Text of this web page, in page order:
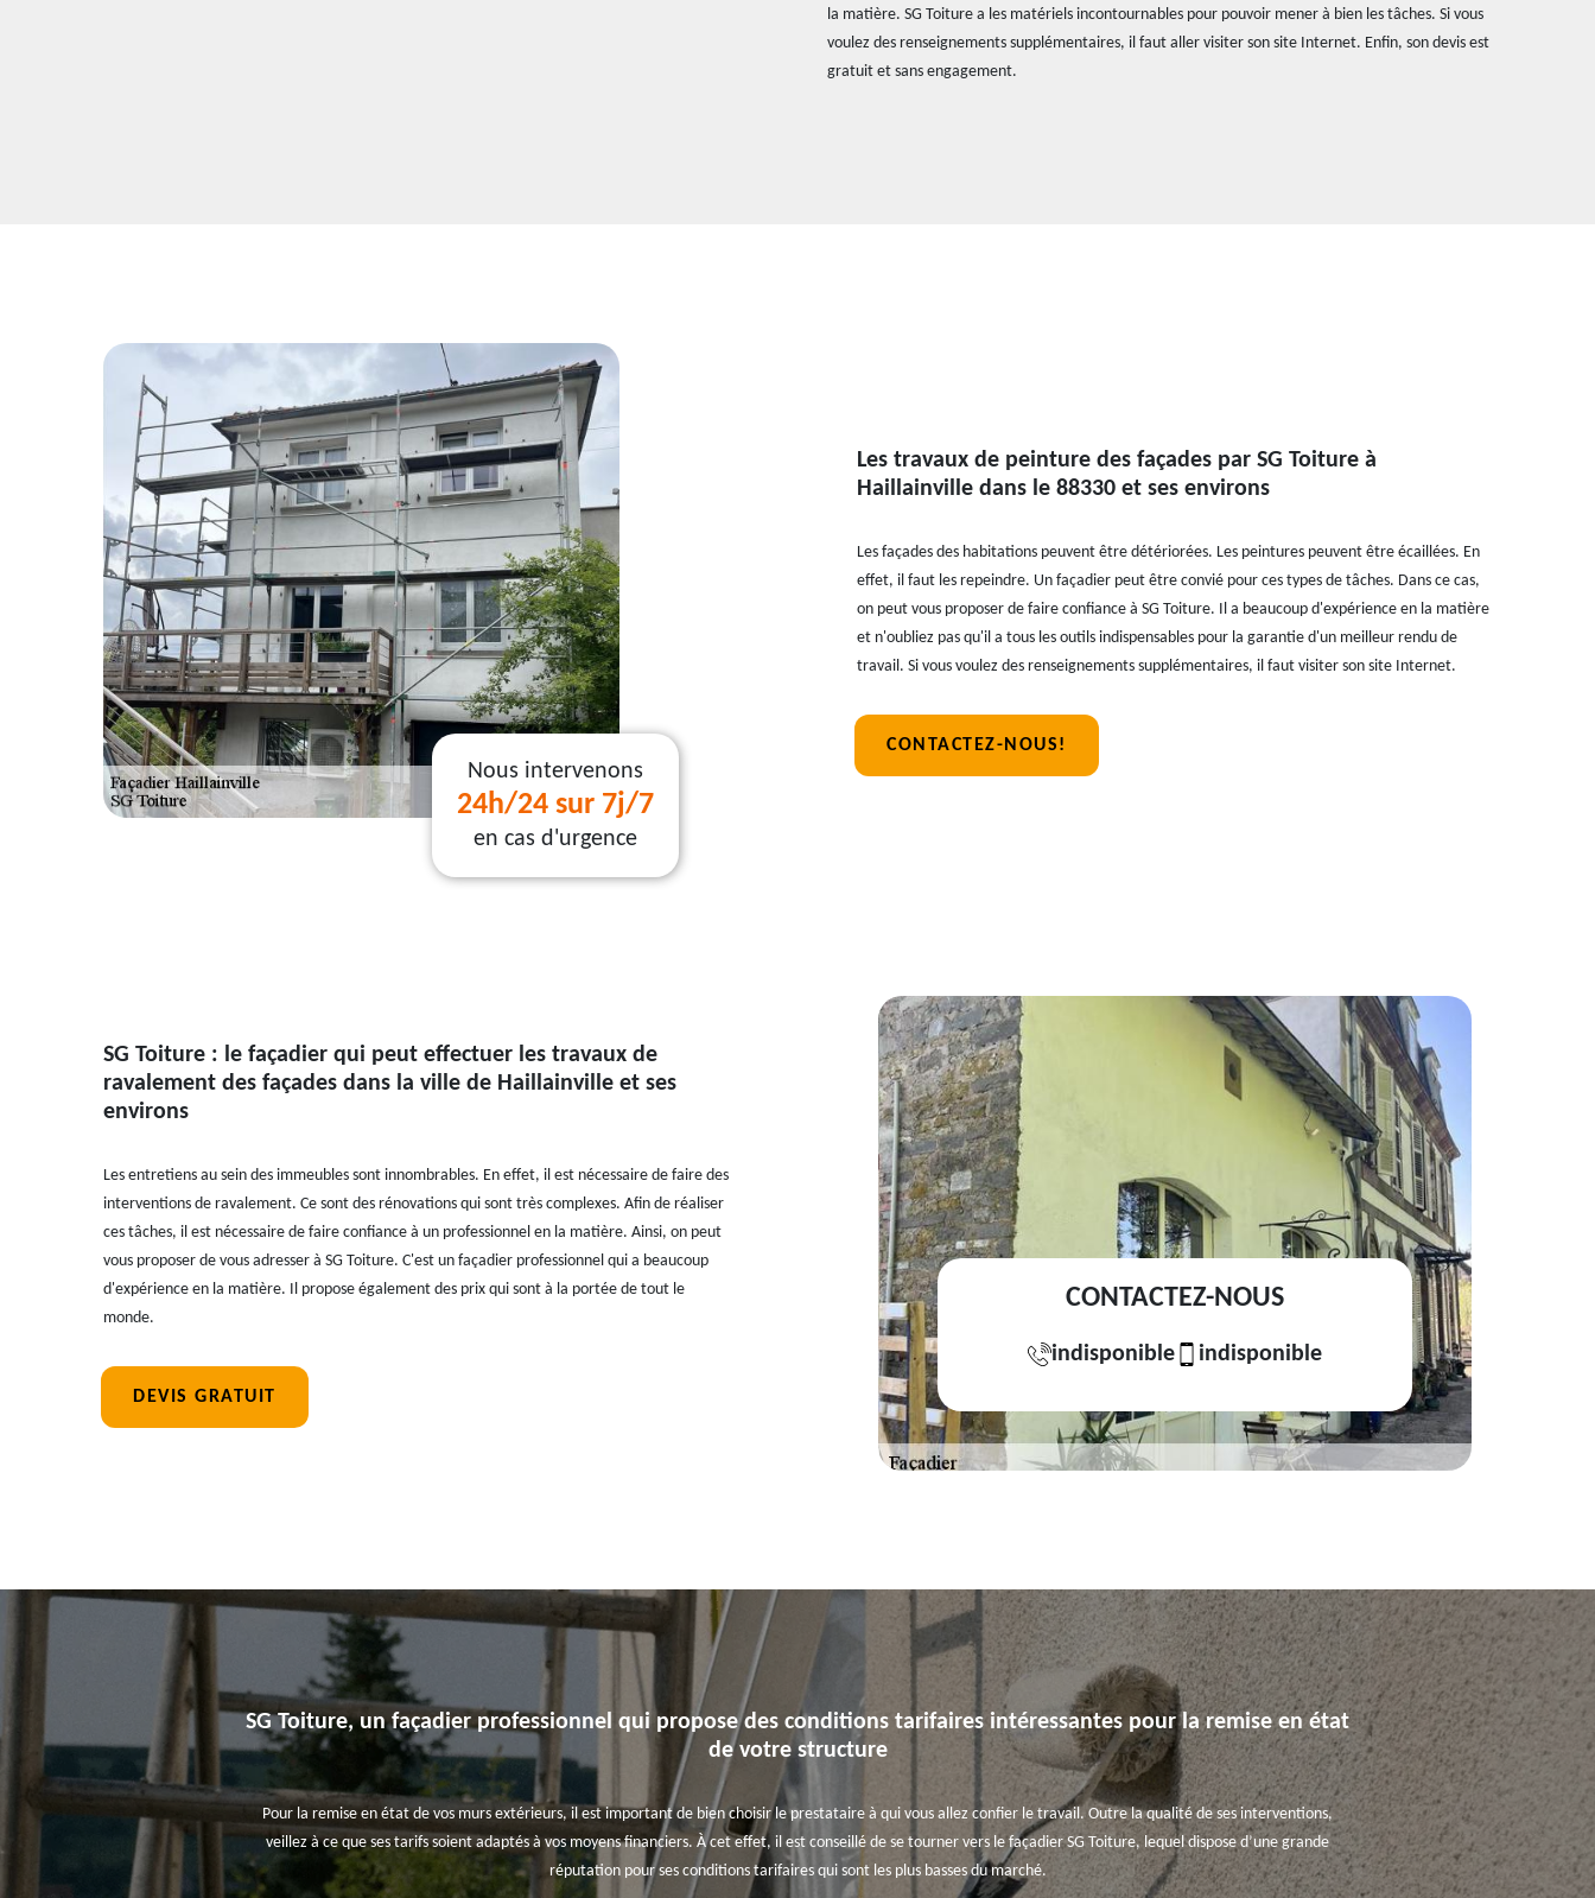
la matière. SG Toiture a les matériels incontournables pour pouvoir mener à bien les tâches. Si vous
voulez des renseignements supplémentaires, il faut aller visiter son site Internet. Enfin, son devis est
gratuit et sans engagement.
Nous intervenons
24h/24 sur 7j/7
en cas d'urgence
Les travaux de peinture des façades par SG Toiture à
Haillainville dans le 88330 et ses environs
Les façades des habitations peuvent être détériorées. Les peintures peuvent être écaillées. En
effet, il faut les repeindre. Un façadier peut être convié pour ces types de tâches. Dans ce cas,
on peut vous proposer de faire confiance à SG Toiture. Il a beaucoup d'expérience en la matière
et n'oubliez pas qu'il a tous les outils indispensables pour la garantie d'un meilleur rendu de
travail. Si vous voulez des renseignements supplémentaires, il faut visiter son site Internet.
CONTACTEZ-NOUS!
SG Toiture : le façadier qui peut effectuer les travaux de
ravalement des façades dans la ville de Haillainville et ses
environs
Les entretiens au sein des immeubles sont innombrables. En effet, il est nécessaire de faire des
interventions de ravalement. Ce sont des rénovations qui sont très complexes. Afin de réaliser
ces tâches, il est nécessaire de faire confiance à un professionnel en la matière. Ainsi, on peut
vous proposer de vous adresser à SG Toiture. C'est un façadier professionnel qui a beaucoup
d'expérience en la matière. Il propose également des prix qui sont à la portée de tout le
monde.
DEVIS GRATUIT
CONTACTEZ-NOUS
indisponible indisponible
SG Toiture, un façadier professionnel qui propose des conditions tarifaires intéressantes pour la remise en état
de votre structure
Pour la remise en état de vos murs extérieurs, il est important de bien choisir le prestataire à qui vous allez confier le travail. Outre la qualité de ses interventions,
veillez à ce que ses tarifs soient adaptés à vos moyens financiers. À cet effet, il est conseillé de se tourner vers le façadier SG Toiture, lequel dispose d’une grande
réputation pour ses conditions tarifaires qui sont les plus basses du marché.